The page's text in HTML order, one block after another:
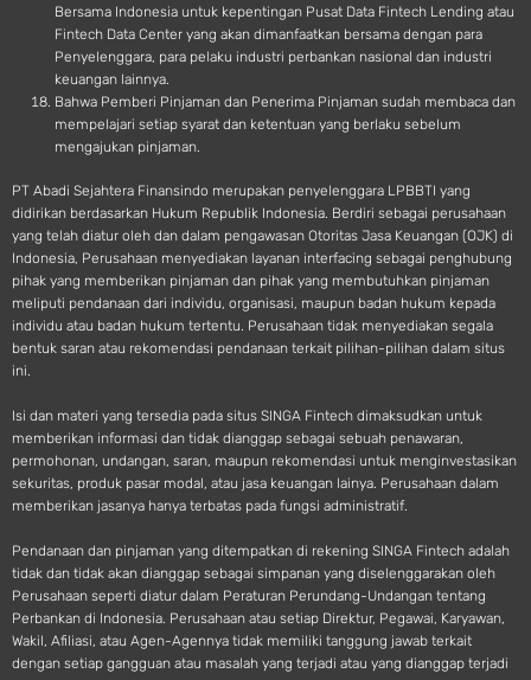
Bersama Indonesia untuk kepentingan Pusat Data Fintech Lending atau
Fintech Data Center yang akan dimanfaatkan bersama dengan para
Penyelenggara, para pelaku industri perbankan nasional dan industri
keuangan lainnya.
Bahwa Pemberi Pinjaman dan Penerima Pinjaman sudah membaca dan
mempelajari setiap syarat dan ketentuan yang berlaku sebelum
mengajukan pinjaman.
PT Abadi Sejahtera Finansindo merupakan penyelenggara LPBBTI yang
didirikan berdasarkan Hukum Republik Indonesia. Berdiri sebagai perusahaan
yang telah diatur oleh dan dalam pengawasan Otoritas Jasa Keuangan (OJK) di
Indonesia, Perusahaan menyediakan layanan interfacing sebagai penghubung
pihak yang memberikan pinjaman dan pihak yang membutuhkan pinjaman
meliputi pendanaan dari individu, organisasi, maupun badan hukum kepada
individu atau badan hukum tertentu. Perusahaan tidak menyediakan segala
bentuk saran atau rekomendasi pendanaan terkait pilihan-pilihan dalam situs
ini.
Isi dan materi yang tersedia pada situs SINGA Fintech dimaksudkan untuk
memberikan informasi dan tidak dianggap sebagai sebuah penawaran,
permohonan, undangan, saran, maupun rekomendasi untuk menginvestasikan
sekuritas, produk pasar modal, atau jasa keuangan lainya. Perusahaan dalam
memberikan jasanya hanya terbatas pada fungsi administratif.
Pendanaan dan pinjaman yang ditempatkan di rekening SINGA Fintech adalah
tidak dan tidak akan dianggap sebagai simpanan yang diselenggarakan oleh
Perusahaan seperti diatur dalam Peraturan Perundang-Undangan tentang
Perbankan di Indonesia. Perusahaan atau setiap Direktur, Pegawai, Karyawan,
Wakil, Afiliasi, atau Agen-Agennya tidak memiliki tanggung jawab terkait
dengan setiap gangguan atau masalah yang terjadi atau yang dianggap terjadi